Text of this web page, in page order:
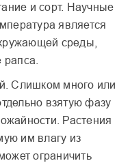
и сорт. Научные
является
среды,
Слишком много или
взятую фазу
Растения
им влагу из
ограничить